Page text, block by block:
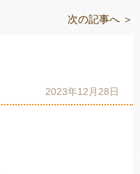
次の記事へ ＞
2023年12月28日